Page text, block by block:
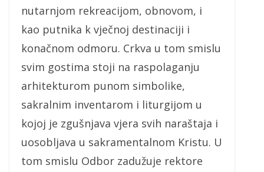
nutarnjom rekreacijom, obnovom, i
kao putnika k vječnoj destinaciji i
konačnom odmoru. Crkva u tom smislu
svim gostima stoji na raspolaganju
arhitekturom punom simbolike,
sakralnim inventarom i liturgijom u
kojoj je zgušnjava vjera svih naraštaja i
uosobljava u sakramentalnom Kristu. U
tom smislu Odbor zadužuje rektore